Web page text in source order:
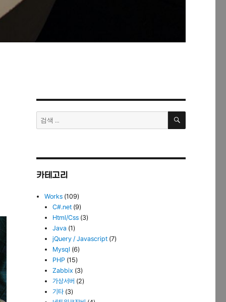
검
색:
검
카테고리
Works (109)
C#.net (9)
Html/Css (3)
Java (1)
jQuery / Javascript (7)
Mysql (6)
PHP (15)
Zabbix (3)
가상서버 (2)
기타 (3)